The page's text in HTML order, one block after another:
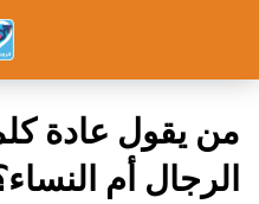
من يقول عادة
الرجال أم